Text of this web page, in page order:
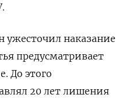
ужесточил наказание
предусматривает
До этого
20 лет лишения